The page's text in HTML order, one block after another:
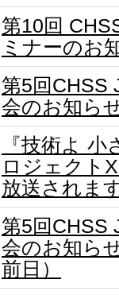
第10回
ミナーのお
第5回CHSS
会のお知ら
『技術よ
ロジェクト
放送されま
第5回CHSS
会のお知ら
前日）